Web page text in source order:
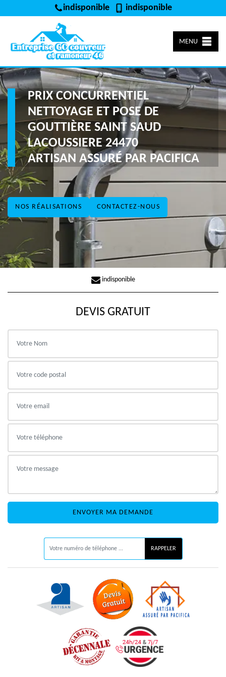
indisponible indisponible
MENU
NOS RÉALISATIONS CONTACTEZ-NOUS
PRIX CONCURRENTIEL
NETTOYAGE ET POSE DE
GOUTTIÈRE SAINT SAUD
LACOUSSIERE 24470
ARTISAN ASSURÉ PAR PACIFICA
indisponible
DEVIS GRATUIT